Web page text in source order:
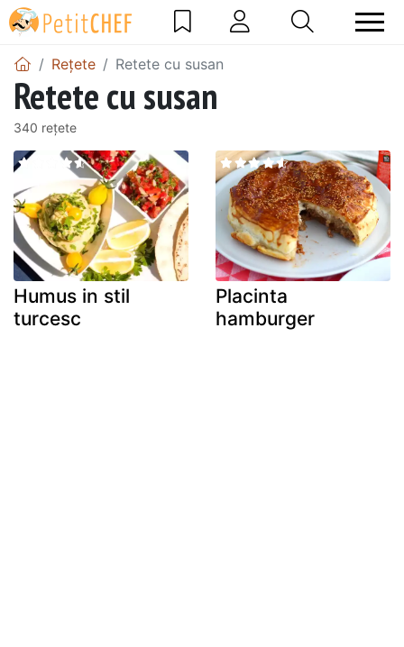
Rețete Retete cu susan
Retete cu susan
340 rețete
Humus in stil
turcesc
Placinta
hamburger